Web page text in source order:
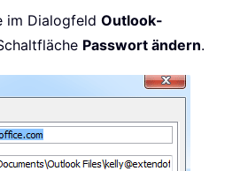
im Dialogfeld Outlook-
Passwort ändern.